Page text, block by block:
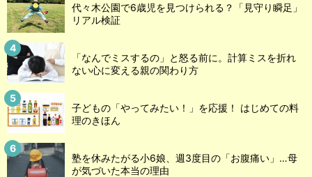
代々木公園で6歳児を見つけられる？「見守り瞬足」
リアル検証
「なんでミスするの」と怒る前に。計算ミスを折れ
ない心に変える親の関わり方
子どもの「やってみたい！」を応援！ はじめての料
理のきほん
塾を休みたがる小6娘、週3度目の「お腹痛い」…母
が気づいた本当の理由